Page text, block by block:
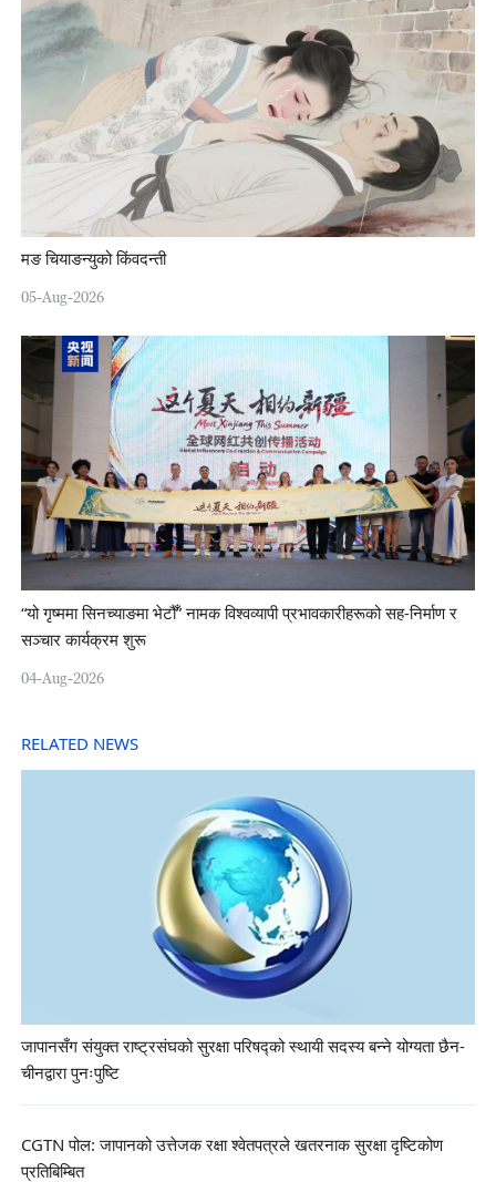
मङ चियाङन्युको किंवदन्ती
05-Aug-2026
“यो गृष्ममा सिनच्याङमा भेटौँ” नामक विश्वव्यापी प्रभावकारीहरूको सह-निर्माण र
सञ्चार कार्यक्रम शुरू
04-Aug-2026
RELATED NEWS
जापानसँग संयुक्त राष्ट्रसंघको सुरक्षा परिषद्को स्थायी सदस्य बन्ने योग्यता छैन-
चीनद्वारा पुनःपुष्टि
CGTN पोल: जापानको उत्तेजक रक्षा श्वेतपत्रले खतरनाक सुरक्षा दृष्टिकोण
प्रतिबिम्बित